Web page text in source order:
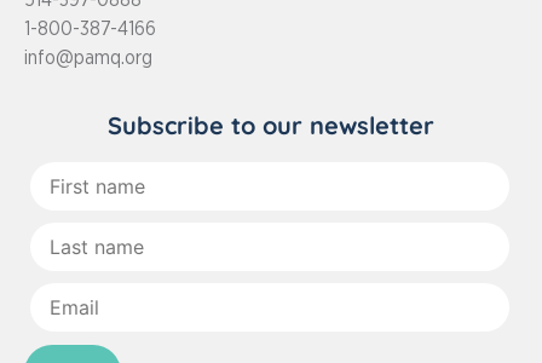
1-800-387-4166
info@pamq.org
Subscribe to our newsletter
name
name